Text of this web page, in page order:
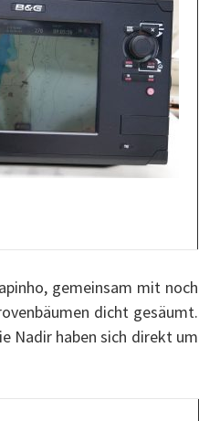
gemeinsam mit noch
dicht gesäumt.
Nadir haben sich direkt um